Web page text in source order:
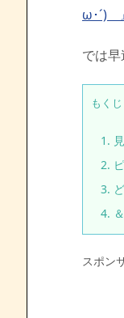
ω･´)
では
もくじ
1.
2.
3.
4.
スポン